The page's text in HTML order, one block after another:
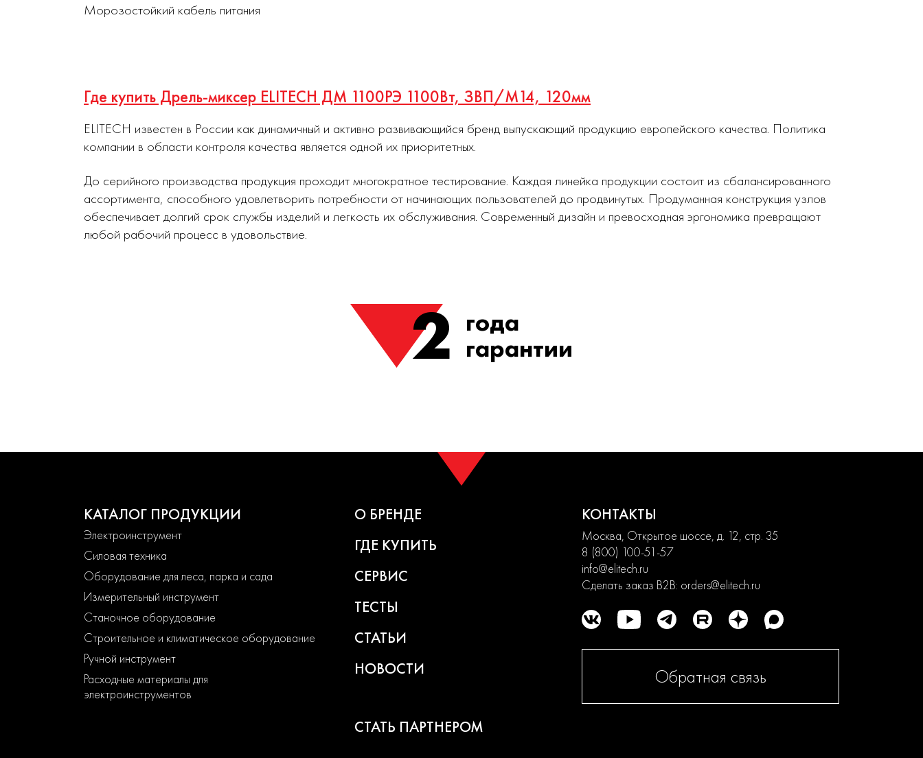
Морозостойкий кабель питания
Где купить Дрель-миксер ELITECH ДМ 1100РЭ 1100Вт, ЗВП/М14, 120мм
ELITECH известен в России как динамичный и активно развивающийся бренд выпускающий продукцию европейского качества. Политика
компании в области контроля качества является одной их приоритетных.
До серийного производства продукция проходит многократное тестирование. Каждая линейка продукции состоит из сбалансированного
ассортимента, способного удовлетворить потребности от начинающих пользователей до продвинутых. Продуманная конструкция узлов
обеспечивает долгий срок службы изделий и легкость их обслуживания. Современный дизайн и превосходная эргономика превращают
любой рабочий процесс в удовольствие.
2 года
гарантии
КАТАЛОГ ПРОДУКЦИИ
Электроинструмент
Силовая техника
Оборудование для леса, парка и сада
Измерительный инструмент
Станочное оборудование
Строительное и климатическое оборудование
Ручной инструмент
Расходные материалы для
электроинструментов
О БРЕНДЕ
ГДЕ КУПИТЬ
СЕРВИС
ТЕСТЫ
СТАТЬИ
НОВОСТИ
СТАТЬ ПАРТНЕРОМ
КОНТАКТЫ
Москва, Открытое шоссе, д. 12, стр. 35
8 (800) 100-51-57
info@elitech.ru
Сделать заказ B2B: orders@elitech.ru
Обратная связь